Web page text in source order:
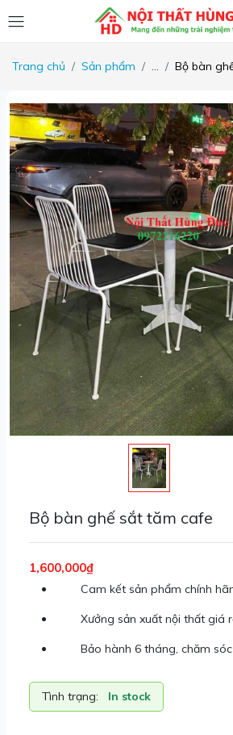
Trang chủ Sản phẩm ... Bộ bàn
Bộ bàn ghế sắt tăm cafe
1,600,000₫
Cam kết sản phẩm chính
Xưởng sản xuất nội thất giá
Bảo hành 6 tháng, chăm
Tình trạng: In stock